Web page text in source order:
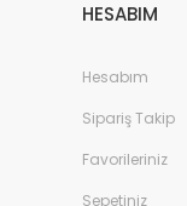
HESABIM
Hesabım
Sipariş Takip
Favorileriniz
Sepetiniz